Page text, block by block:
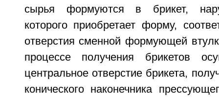
сырья формуются в брикет,
которого приобретает форму,
отверстия сменной формующей
процессе получения брикетов
центральное отверстие брикета,
конического наконечника